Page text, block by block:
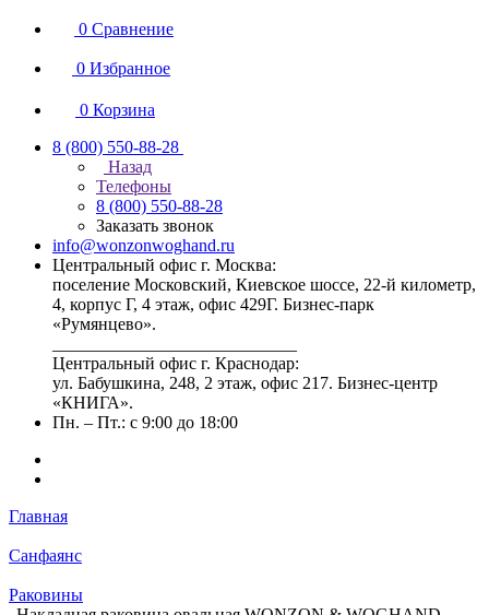
0 Сравнение
0 Избранное
0 Корзина
8 (800) 550-88-28
Назад
Телефоны
8 (800) 550-88-28
Заказать звонок
info@wonzonwoghand.ru
Центральный офис г. Москва:
поселение Московский, Киевское шоссе, 22-й километр,
4, корпус Г, 4 этаж, офис 429Г. Бизнес-парк
«Румянцево».
Центральный офис г. Краснодар:
ул. Бабушкина, 248, 2 этаж, офис 217. Бизнес-центр
«КНИГА».
Пн. – Пт.: с 9:00 до 18:00
Главная
Санфаянс
Раковины